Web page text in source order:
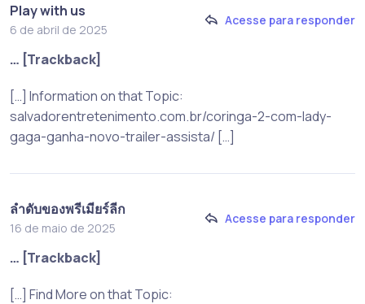
Play with us
6 de abril de 2025
Acesse para responder
… [Trackback]
[…] Information on that Topic:
salvadorentretenimento.com.br/coringa-2-com-lady-
gaga-ganha-novo-trailer-assista/ […]
ลำดับของพรีเมียร์ลีก
16 de maio de 2025
Acesse para responder
… [Trackback]
[…] Find More on that Topic: